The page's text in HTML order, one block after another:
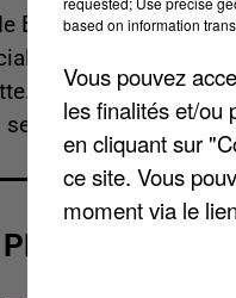
Beauvais a été
L'alimentaire est
Cette nouvelle
dont de retour
VUS
based on information
Vous pouvez
les finalités et/ou
en cliquant sur
ce site. Vous
moment via le